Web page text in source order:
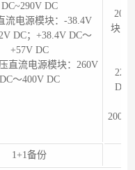
DC~290V DC
流电源模块：-38.4V
DC；+38.4V DC～
+57V DC
直流电源模块：260V
DC～400V DC
块：
DC
1+1备份